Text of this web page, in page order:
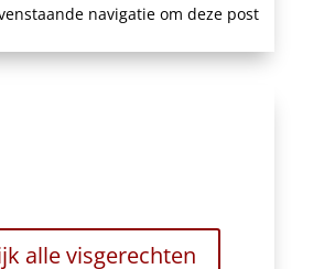
navigatie om deze post
alle visgerechten